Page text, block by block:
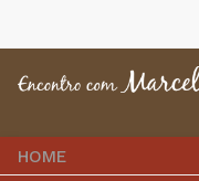
HOME